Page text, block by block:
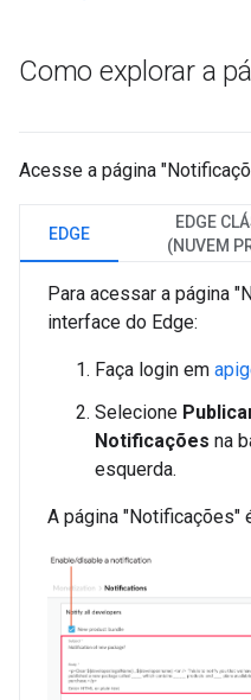
Como explorar a
Acesse a página
EDGE
EDGE
(NUVEM
Para acessar a página
interface do Edge:
Faça login em
Selecione
Notificações na
esquerda.
A página "Notificações"